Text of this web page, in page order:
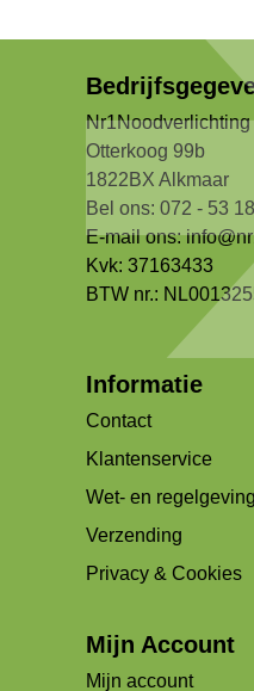
Nr1Noodverlichting
Otterkoog 99b
1822BX Alkmaar
Bel ons: 072 - 53
E-mail ons:
Kvk: 37163433
BTW nr.:
Informatie
Contact
Klantenservice
Wet- en
Verzending
Privacy & Cookies
Mijn Account
Mijn account